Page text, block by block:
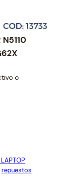
N5110
o
repuestos